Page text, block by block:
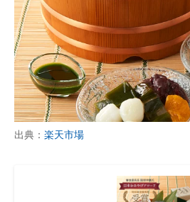
出典： 楽天市場